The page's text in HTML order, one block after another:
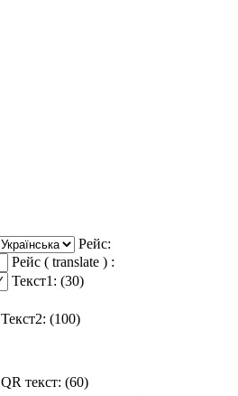
Рейс:
Рейс ( translate ) :
Текст1: (30)
Текст2: (100)
QR текст: (60)